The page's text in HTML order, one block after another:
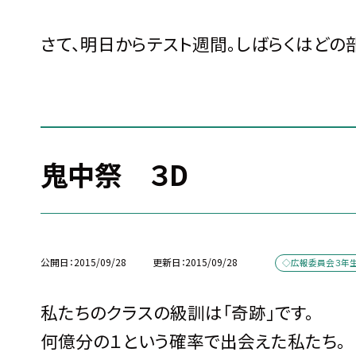
さて、明日からテスト週間。しばらくはどの
鬼中祭 ３D
公開日 2015/09/28 更新日 2015/09/28 ◇広報委員会３年
私たちのクラスの級訓は「奇跡」です。
何億分の１という確率で出会えた私たち。